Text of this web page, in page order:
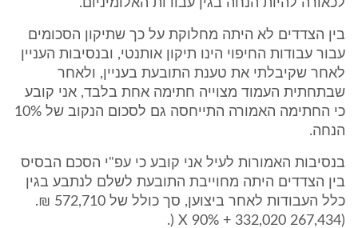
לכאורה להיות הנחה בגין עבודות האלומיניום.
בין הצדדים לא היתה מחלוקת על כך שתיקון הסכומים
עבור עבודות החיפוי הינו תיקון אותנטי, ובנסיבות העניין
לאחר שקיבלתי את טענת התובעת בעניין, ולאחר
שבתחתית העמוד מצוייה חתימה אחת בלבד, אני קובע
כי החתימה האמורה התייחסה גם לסכום הנקוב של 10%
הנחה.
בנסיבות האמורות לעיל אני קובע כי עפ"י הסכם הבסיס
בין הצדדים היתה מחוייבת התובעת לשלם לנתבע בגין
כלל העבודות לאחר ביצוען, סך כולל של 572,710 ₪.
(267,434 X 90% + 332,020 (.